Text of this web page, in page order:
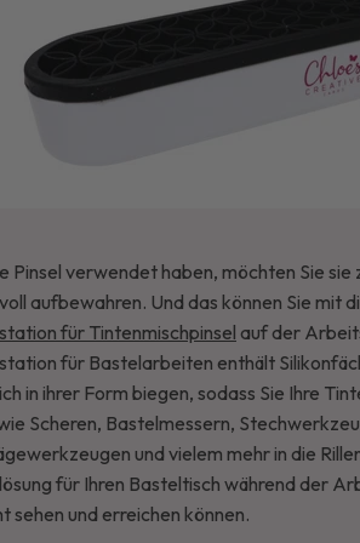
Pinsel verwendet haben, möchten Sie sie
aufbewahren. Und das können Sie mit
für Tintenmischpinsel auf der
für Bastelarbeiten enthält
in ihrer Form biegen, sodass Sie Ihre
Scheren, Bastelmessern,
und vielem mehr in die
für Ihren Basteltisch während der
sehen und erreichen können.